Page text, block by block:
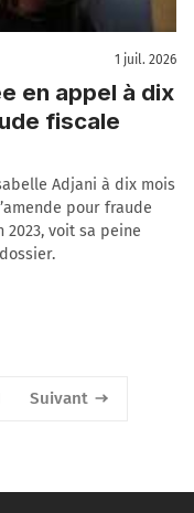
1 juil. 2026
en appel à dix
fiscale
Adjani à dix mois
pour fraude
2023, voit sa peine
Suivant